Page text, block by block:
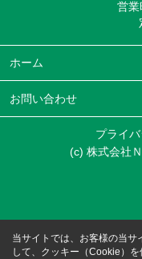
営
ホーム
お問い合わせ
プライ
(c) 株式会社
当サイトでは、お客様の当サ
して、クッキー（Cookie）を